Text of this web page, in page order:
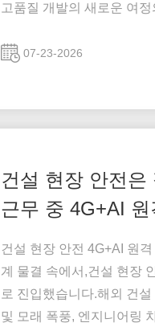
고품질 개발의 새로운 여
린 하오데 (Lin Haode) 린
07-23-2026
건설 현장 안전
근무 중 4G+AI 원
건설 현장 안전 4G+AI 원
계 물결 속에서,건설 현장
로 진입했습니다.해외 건
및 모래 폭풍, 엔지니어링